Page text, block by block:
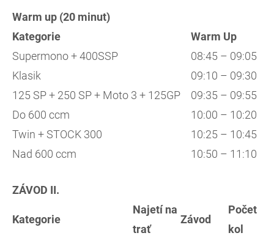
Warm up (20 minut)
Kategorie
Warm Up
Supermono + 400SSP
08:45 – 09:05
Klasik
09:10 – 09:30
125 SP + 250 SP + Moto 3 + 125GP
09:35 – 09:55
Do 600 ccm
10:00 – 10:20
Twin + STOCK 300
10:25 – 10:45
Nad 600 ccm
10:50 – 11:10
ZÁVOD II.
Kategorie
Najetí na
trať
Závod
Počet
kol